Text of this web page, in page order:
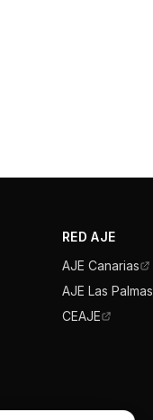
RED AJE
AJE Canarias
AJE Las Palmas
CEAJE